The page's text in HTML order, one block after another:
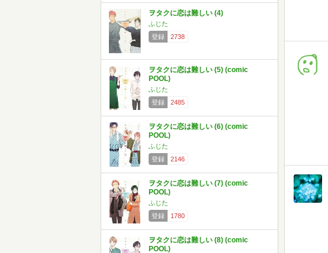
ヲタクに恋は難しい (4)
ふじた
登録
2738
ヲタクに恋は難しい (5) (comic
POOL)
ふじた
登録
2485
ヲタクに恋は難しい (6) (comic
POOL)
ふじた
登録
2146
ヲタクに恋は難しい (7) (comic
POOL)
ふじた
登録
1780
ヲタクに恋は難しい (8) (comic
POOL)